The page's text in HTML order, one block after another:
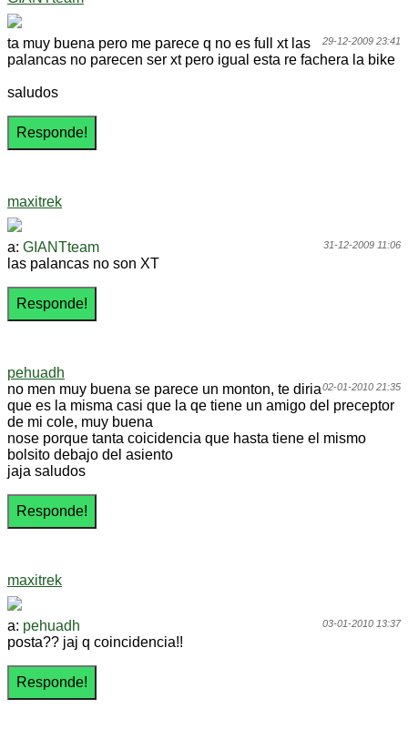
29-12-2009 23:41
ta muy buena pero me parece q no es full xt las
palancas no parecen ser xt pero igual esta re fachera la bike
saludos
maxitrek
31-12-2009 11:06
a: GIANTteam
las palancas no son XT
pehuadh
02-01-2010 21:35
no men muy buena se parece un monton, te diria
que es la misma casi que la qe tiene un amigo del preceptor
de mi cole, muy buena
nose porque tanta coicidencia que hasta tiene el mismo
bolsito debajo del asiento
jaja saludos
maxitrek
03-01-2010 13:37
a: pehuadh
posta?? jaj q coincidencia!!